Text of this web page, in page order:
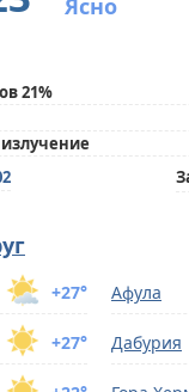
Ясно
21%
+27° Афула
+27° Дабурия